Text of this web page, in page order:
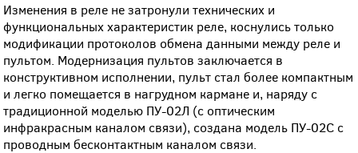
Изменения в реле не затронули технических и
функциональных характеристик реле, коснулись только
модификации протоколов обмена данными между реле и
пультом. Модернизация пультов заключается в
конструктивном исполнении, пульт стал более компактным
и легко помещается в нагрудном кармане и, наряду с
традиционной моделью ПУ-02Л (с оптическим
инфракрасным каналом связи), создана модель ПУ-02С с
проводным бесконтактным каналом связи.